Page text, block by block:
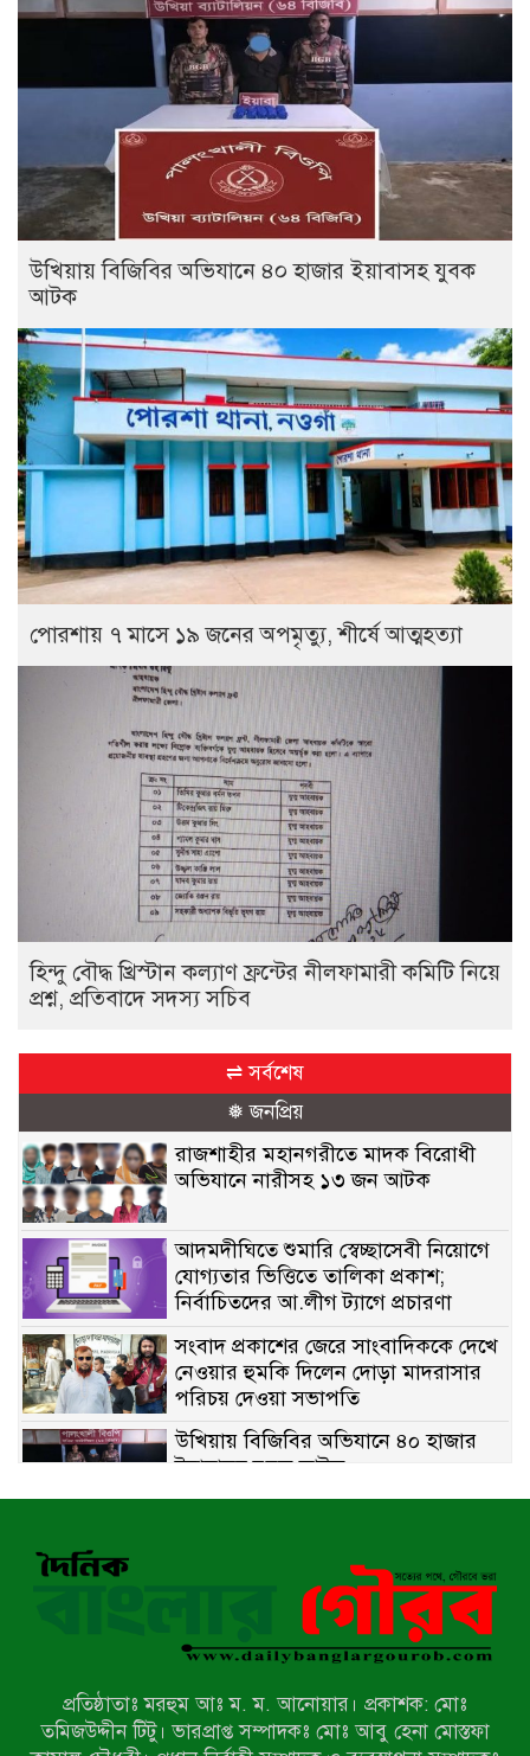
উখিয়ায় বিজিবির অভিযানে ৪০ হাজার ইয়াবাসহ যুবক
আটক
পোরশায় ৭ মাসে ১৯ জনের অপমৃত্যু, শীর্ষে আত্মহত্যা
হিন্দু বৌদ্ধ খ্রিস্টান কল্যাণ ফ্রন্টের নীলফামারী কমিটি নিয়ে
প্রশ্ন, প্রতিবাদে সদস্য সচিব
⇌ সর্বশেষ
❅ জনপ্রিয়
রাজশাহীর মহানগরীতে মাদক বিরোধী
অভিযানে নারীসহ ১৩ জন আটক
আদমদীঘিতে শুমারি স্বেচ্ছাসেবী নিয়োগে
যোগ্যতার ভিত্তিতে তালিকা প্রকাশ;
নির্বাচিতদের আ.লীগ ট্যাগে প্রচারণা
সংবাদ প্রকাশের জেরে সাংবাদিককে দেখে
নেওয়ার হুমকি দিলেন দোড়া মাদরাসার
পরিচয় দেওয়া সভাপতি
উখিয়ায় বিজিবির অভিযানে ৪০ হাজার
ইয়াবাসহ যুবক আটক
হিন্দু বৌদ্ধ খ্রিস্টান কল্যাণ ফ্রন্টের
নীলফামারী কমিটি নিয়ে প্রশ্ন, প্রতিবাদে
দরিয়ানগরে প্যারাসেইলিং দুর্ঘটনায় পর্যটক
প্রতিষ্ঠাতাঃ মরহুম আঃ ম. ম. আনোয়ার। প্রকাশক: মোঃ
তমিজউদ্দীন টিটু। ভারপ্রাপ্ত সম্পাদকঃ মোঃ আবু হেনা মোস্তফা